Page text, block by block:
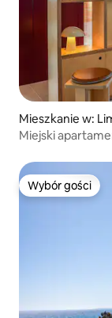
Mieszkanie w:
Miejski
Wybór gości
Wybór gości